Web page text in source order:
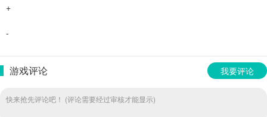
+
-
游戏评论 我要评论
快来抢先评论吧！ (评论需要经过审核才能显示)